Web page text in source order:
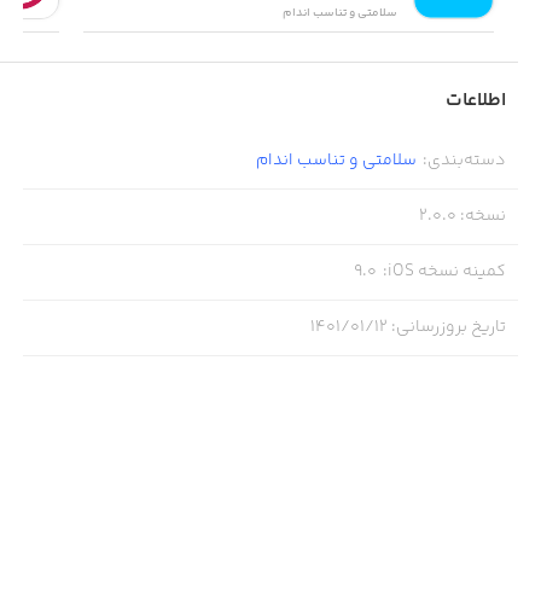
سلامتی و تناسب اندام
اطلاعات
دسته‌بندی: سلامتی و تناسب اندام
نسخه:
2.0.0
کمینه نسخه iOS :
9.0
تاریخ بروزرسانی: ۱۴۰۱/۰۱/۱۲